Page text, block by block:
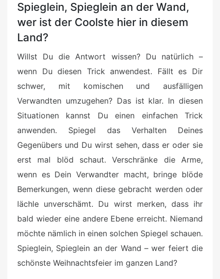
Spieglein, Spieglein an der Wand,
wer ist der Coolste hier in diesem
Land?
Willst Du die Antwort wissen? Du natürlich –
wenn Du diesen Trick anwendest. Fällt es Dir
schwer, mit komischen und ausfälligen
Verwandten umzugehen? Das ist klar. In diesen
Situationen kannst Du einen einfachen Trick
anwenden. Spiegel das Verhalten Deines
Gegenübers und Du wirst sehen, dass er oder sie
erst mal blöd schaut. Verschränke die Arme,
wenn es Dein Verwandter macht, bringe blöde
Bemerkungen, wenn diese gebracht werden oder
lächle unverschämt. Du wirst merken, dass ihr
bald wieder eine andere Ebene erreicht. Niemand
möchte nämlich in einen solchen Spiegel schauen.
Spieglein, Spieglein an der Wand – wer feiert die
schönste Weihnachtsfeier im ganzen Land?